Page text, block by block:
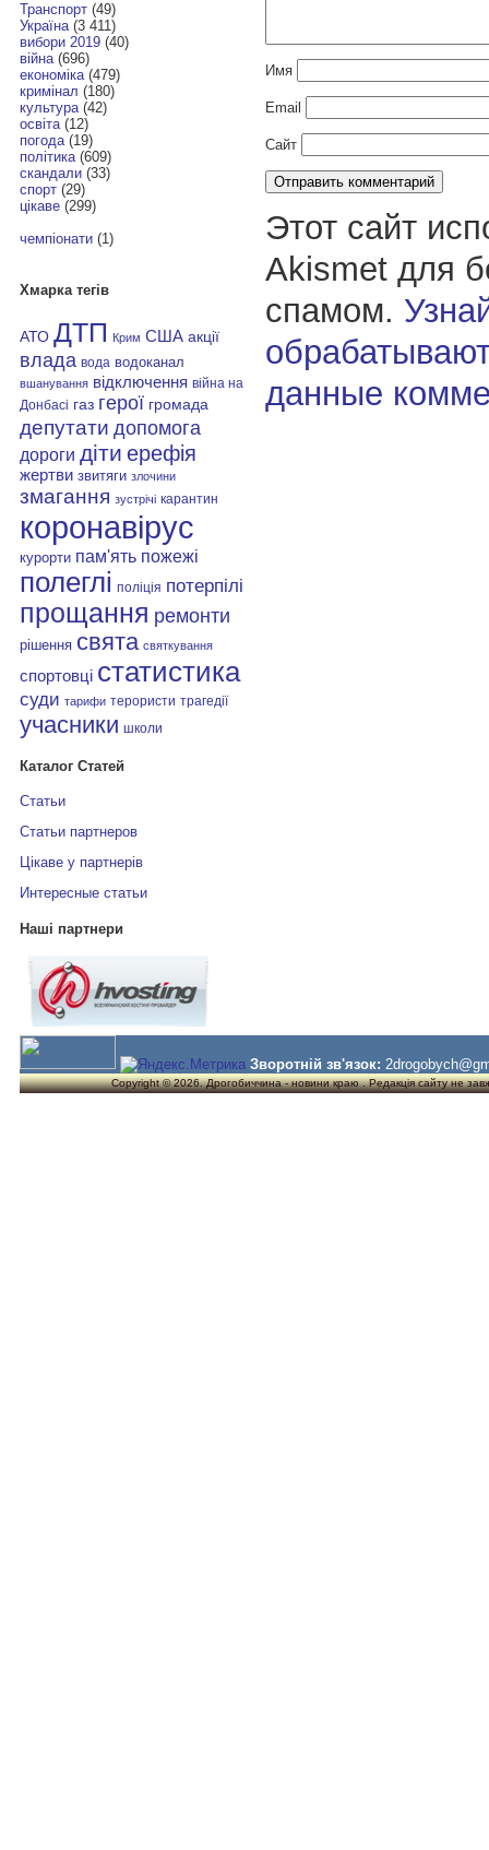
Транспорт(49)
Україна(3 411)
вибори 2019(40)
війна(696)
економіка(479)
кримінал (180)
культура(42)
освіта(12)
погода(19)
політика(609)
скандали(33)
спорт(29)
цікаве(299)
чемпіонати(1)
Хмарка тегів
АТО ДТП Крим США акції
влада вода водоканал
вшанування відключення війна на
Донбасі газ герої громада
депутати допомога
дороги діти ерефія
жертви звитяги злочини
змагання зустрічі карантин
коронавірус
курорти пам'ять пожежі
полеглі поліція потерпілі
прощання ремонти
рішення свята святкування
спортовці статистика
суди тарифи терористи трагедії
учасники школи
Каталог Статей
Статьи
Статьи партнеров
Цікаве у партнерів
Интересные статьи
Наші партнери
Имя
Email
Сайт
Этот сайт
Akismet для
спамом.
данные
Зворотній зв'язок:
Copyright © 2026. Дрогобиччина - новини краю . Редакція сайту не